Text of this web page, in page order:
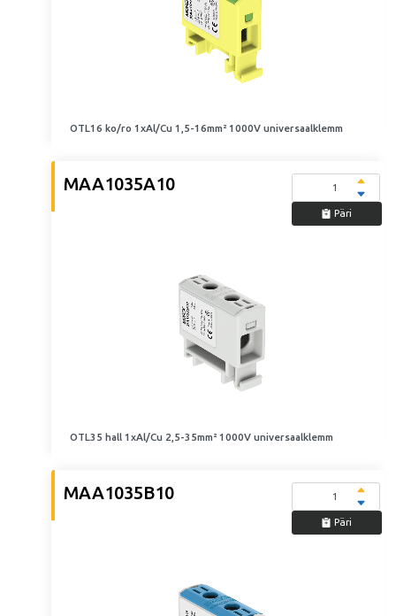
OTL16 ko/ro 1xAl/Cu 1,5-16mm² 1000V universaalklemm
MAA1035A10
Päri
OTL35 hall 1xAl/Cu 2,5-35mm² 1000V universaalklemm
MAA1035B10
Päri